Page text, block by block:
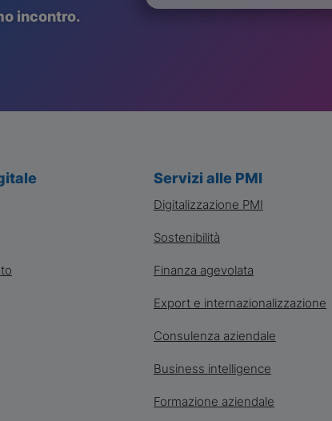
incontro.
Servizi alle PMI
Digitalizzazione PMI
Sostenibilità
Finanza agevolata
Export e internazionalizzazione
Consulenza aziendale
Business intelligence
Formazione aziendale